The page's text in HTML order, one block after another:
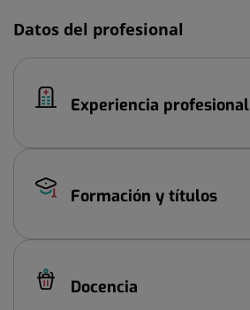
Datos del profesional
Experiencia profesional
Formación y títulos
Docencia